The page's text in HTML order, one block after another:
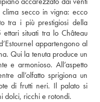
secco in vigna: ecco
tra i più prestigiosi della
situati tra lo Château
appartengono al
Qui la tenuta produce un
e armonioso. All’aspetto
all’olfatto sprigiona un
di frutti neri. Il palato si
dolci, ricchi e rotondi.